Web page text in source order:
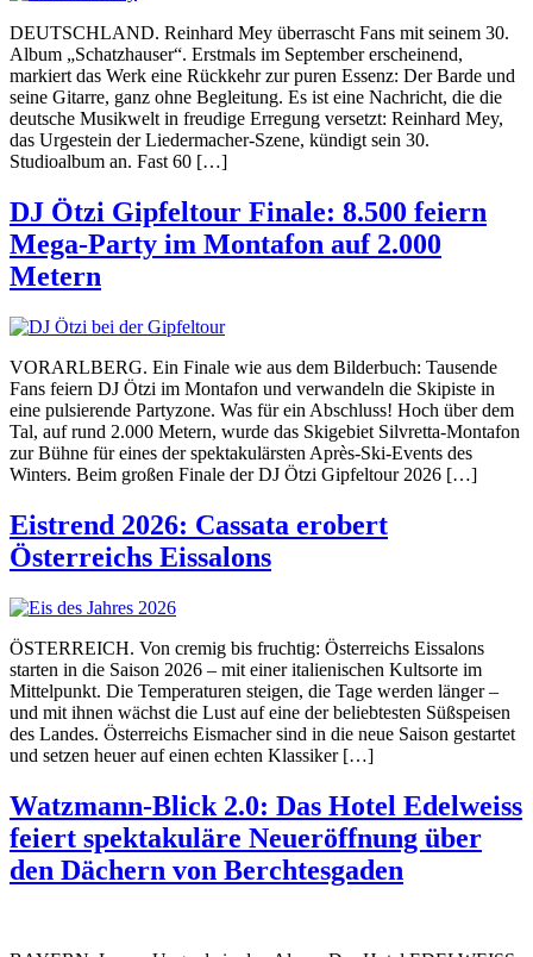
DEUTSCHLAND. Reinhard Mey überrascht Fans mit seinem 30.
Album „Schatzhauser“. Erstmals im September erscheinend,
markiert das Werk eine Rückkehr zur puren Essenz: Der Barde und
seine Gitarre, ganz ohne Begleitung. Es ist eine Nachricht, die die
deutsche Musikwelt in freudige Erregung versetzt: Reinhard Mey,
das Urgestein der Liedermacher-Szene, kündigt sein 30.
Studioalbum an. Fast 60 […]
DJ Ötzi Gipfeltour Finale: 8.500 feiern
Mega-Party im Montafon auf 2.000
Metern
VORARLBERG. Ein Finale wie aus dem Bilderbuch: Tausende
Fans feiern DJ Ötzi im Montafon und verwandeln die Skipiste in
eine pulsierende Partyzone. Was für ein Abschluss! Hoch über dem
Tal, auf rund 2.000 Metern, wurde das Skigebiet Silvretta-Montafon
zur Bühne für eines der spektakulärsten Après-Ski-Events des
Winters. Beim großen Finale der DJ Ötzi Gipfeltour 2026 […]
Eistrend 2026: Cassata erobert
Österreichs Eissalons
ÖSTERREICH. Von cremig bis fruchtig: Österreichs Eissalons
starten in die Saison 2026 – mit einer italienischen Kultsorte im
Mittelpunkt. Die Temperaturen steigen, die Tage werden länger –
und mit ihnen wächst die Lust auf eine der beliebtesten Süßspeisen
des Landes. Österreichs Eismacher sind in die neue Saison gestartet
und setzen heuer auf einen echten Klassiker […]
Watzmann-Blick 2.0: Das Hotel Edelweiss
feiert spektakuläre Neueröffnung über
den Dächern von Berchtesgaden